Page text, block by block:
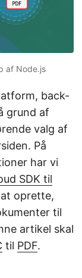
af Node.js
back-
grund af
valg af
På
har vi
SDK til
oprette,
til
artikel skal
til PDF.